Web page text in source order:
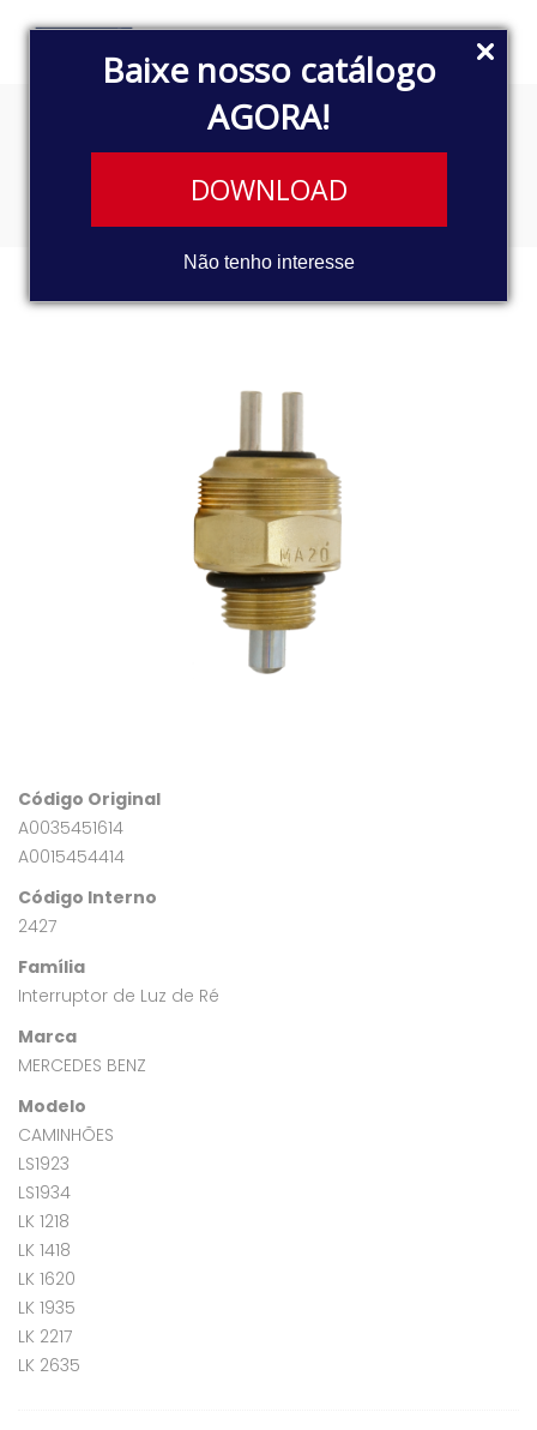
Baixe nosso catálogo
AGORA!
DOWNLOAD
Não tenho interesse
INTERRUPTOR DE LUZ DE RÉ
Código Original
A0035451614
A0015454414
Código Interno
2427
Família
Interruptor de Luz de Ré
Marca
MERCEDES BENZ
Modelo
CAMINHÕES
LS1923
LS1934
LK 1218
LK 1418
LK 1620
LK 1935
LK 2217
LK 2635